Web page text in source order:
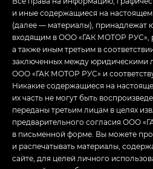
и иные содержащиеся на
(далее — материалы), принадлежат
входящим в ООО «ГАК МОТОР РУС»,
а также иным третьим в
заключенных между юридическими
ООО «ГАК МОТОР РУС» и
Никакие содержащиеся на
их часть не могут быть
переданы третьим лицам в целях
предварительного согласия ООО
в письменной форме. Вы можете
и распечатывать материалы,
сайте, для целей личного